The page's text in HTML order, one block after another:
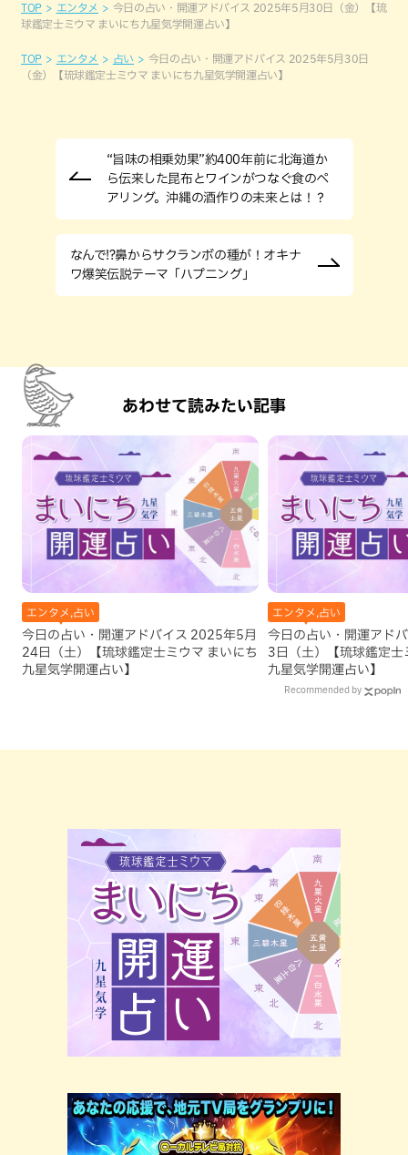
TOP エンタメ
今日の占い・開運アドバイス 2025年5月30日（金）【琉
球鑑定士ミウマ まいにち九星気学開運占い】
TOP エンタメ 占い
今日の占い・開運アドバイス 2025年5月30日
（金）【琉球鑑定士ミウマ まいにち九星気学開運占い】
“旨味の相乗効果”約400年前に北海道か
ら伝来した昆布とワインがつなぐ食のペ
アリング。沖縄の酒作りの未来とは！？
なんで!?鼻からサクランボの種が！オキナ
ワ爆笑伝説テーマ「ハプニング」
あわせて読みたい記事
エンタメ,占い
今日の占い・開運アドバイス 2025年5月
24日（土）【琉球鑑定士ミウマ まいにち
九星気学開運占い】
エンタメ,占い
今日の占い・開運アド
3日（土）【琉球鑑定士
九星気学開運占い】
Recommended by